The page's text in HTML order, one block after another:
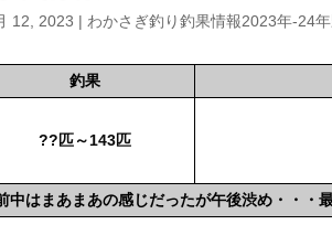
12, 2023 | わかさぎ釣り釣果情報2023年-24
釣果
??匹～143匹
中はまあまあの感じだったが午後渋め・・・